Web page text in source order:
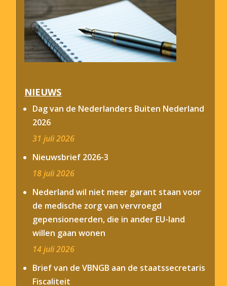
NIEUWS
Dag van de Nederlanders Buiten Nederland
2026
31 juli 2026
Nieuwsbrief 2026-3
18 juli 2026
Nederland wil niet meer garant staan voor
de medische zorg van vervroegd
gepensioneerden, die in ander EU-land
willen gaan wonen
14 juli 2026
Brief van de VBNGB aan de staatssecretaris
Fiscaliteit